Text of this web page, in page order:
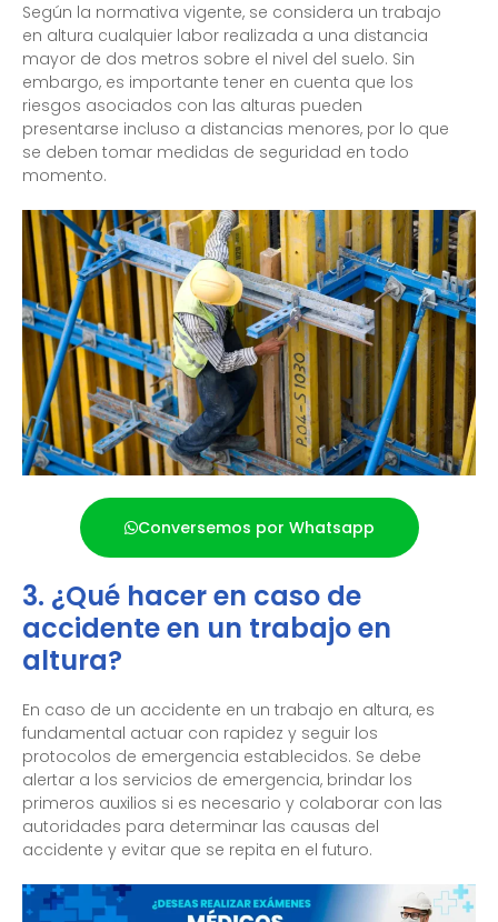
Según la normativa vigente, se considera un trabajo
en altura cualquier labor realizada a una distancia
mayor de dos metros sobre el nivel del suelo. Sin
embargo, es importante tener en cuenta que los
riesgos asociados con las alturas pueden
presentarse incluso a distancias menores, por lo que
se deben tomar medidas de seguridad en todo
momento.
Conversemos por Whatsapp
3. ¿Qué hacer en caso de
accidente en un trabajo en
altura?
En caso de un accidente en un trabajo en altura, es
fundamental actuar con rapidez y seguir los
protocolos de emergencia establecidos. Se debe
alertar a los servicios de emergencia, brindar los
primeros auxilios si es necesario y colaborar con las
autoridades para determinar las causas del
accidente y evitar que se repita en el futuro.